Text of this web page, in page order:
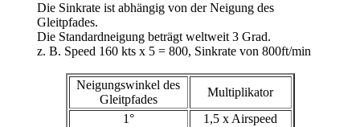
Die Sinkrate ist abhängig von der Neigung des
Gleitpfades.
Die Standardneigung beträgt weltweit 3 Grad.
z. B. Speed 160 kts x 5 = 800, Sinkrate von 800ft/min
Neigungswinkel des
Gleitpfades
Multiplikator
1°
1,5 x Airspeed